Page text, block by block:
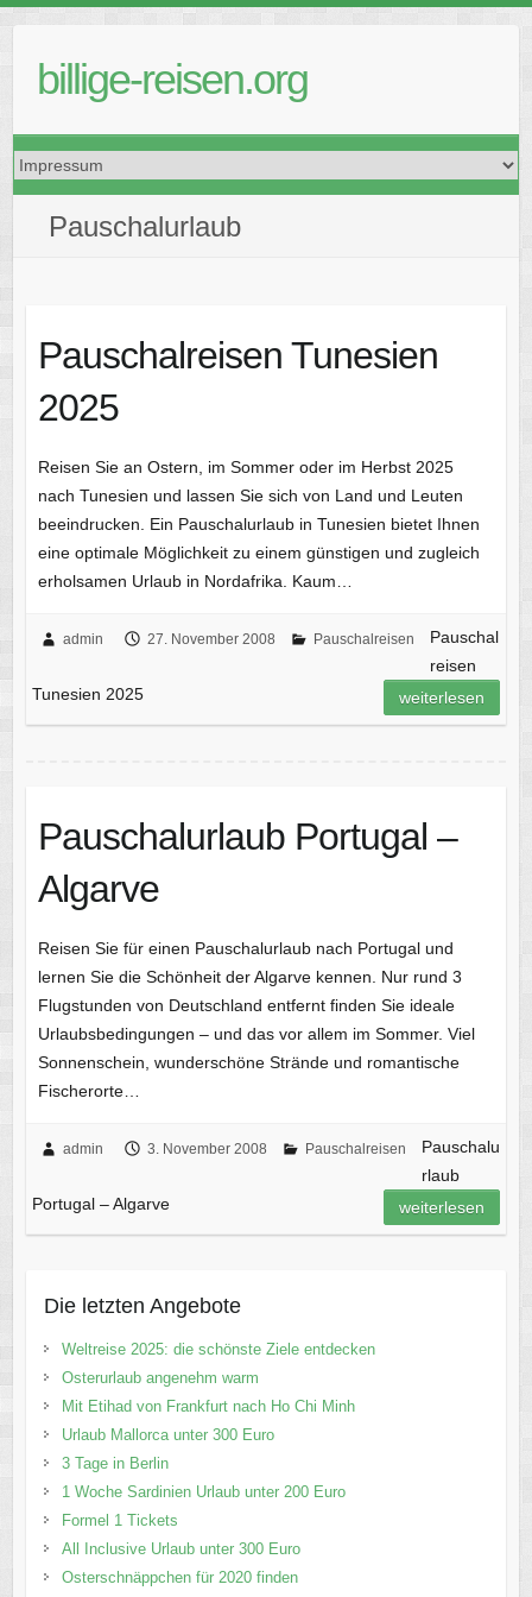
contentbillige-reisen.org
Pauschalurlaub
Pauschalreisen Tunesien
2025
Reisen Sie an Ostern, im Sommer oder im Herbst 2025
nach Tunesien und lassen Sie sich von Land und Leuten
beeindrucken. Ein Pauschalurlaub in Tunesien bietet Ihnen
eine optimale Möglichkeit zu einem günstigen und zugleich
erholsamen Urlaub in Nordafrika. Kaum…
admin 27. November 2008 Pauschalreisen
Pauschal
reisen
Tunesien 2025
weiterlesen
Pauschalurlaub Portugal –
Algarve
Reisen Sie für einen Pauschalurlaub nach Portugal und
lernen Sie die Schönheit der Algarve kennen. Nur rund 3
Flugstunden von Deutschland entfernt finden Sie ideale
Urlaubsbedingungen – und das vor allem im Sommer. Viel
Sonnenschein, wunderschöne Strände und romantische
Fischerorte…
admin 3. November 2008 Pauschalreisen
Pauschalu
rlaub
Portugal – Algarve
weiterlesen
Die letzten Angebote
Weltreise 2025: die schönste Ziele entdecken
Osterurlaub angenehm warm
Mit Etihad von Frankfurt nach Ho Chi Minh
Urlaub Mallorca unter 300 Euro
3 Tage in Berlin
1 Woche Sardinien Urlaub unter 200 Euro
Formel 1 Tickets
All Inclusive Urlaub unter 300 Euro
Osterschnäppchen für 2020 finden